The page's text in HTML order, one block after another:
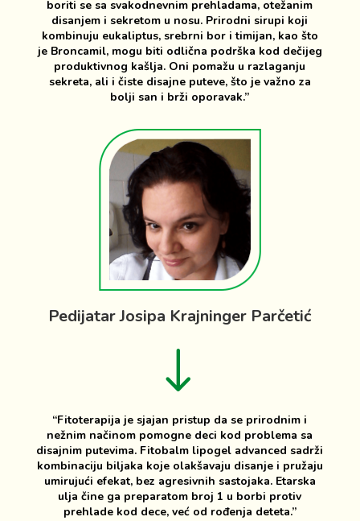
boriti se sa svakodnevnim prehladama, otežanim
disanjem i sekretom u nosu. Prirodni sirupi koji
kombinuju eukaliptus, srebrni bor i timijan, kao što
je Broncamil, mogu biti odlična podrška kod dečijeg
produktivnog kašlja. Oni pomažu u razlaganju
sekreta, ali i čiste disajne puteve, što je važno za
bolji san i brži oporavak.”
Pedijatar Josipa Krajninger Parčetić
!
“Fitoterapija je sjajan pristup da se prirodnim i
nežnim načinom pomogne deci kod problema sa
disajnim putevima. Fitobalm lipogel advanced sadrži
kombinaciju biljaka koje olakšavaju disanje i pružaju
umirujući efekat, bez agresivnih sastojaka. Etarska
ulja čine ga preparatom broj 1 u borbi protiv
prehlade kod dece, već od rođenja deteta.”